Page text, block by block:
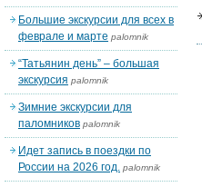
Большие экскурсии для всех в
феврале и марте palomnik
“Татьянин день” – большая
экскурсия palomnik
Зимние экскурсии для
паломников palomnik
Идет запись в поездки по
России на 2026 год. palomnik